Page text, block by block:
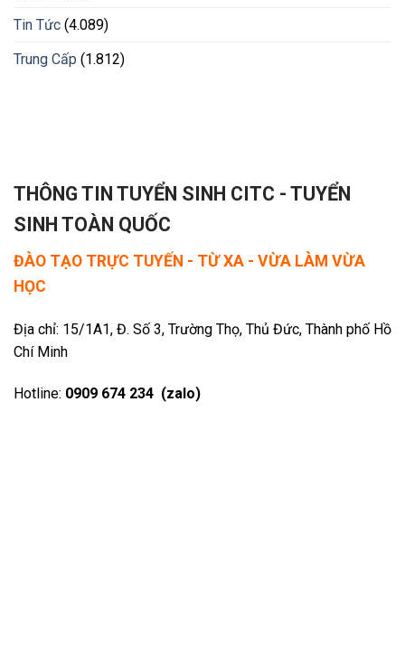
Tin Tức (4.089)
Trung Cấp (1.812)
THÔNG TIN TUYỂN SINH CITC - TUYỂN
SINH TOÀN QUỐC
ĐÀO TẠO TRỰC TUYẾN - TỪ XA - VỪA LÀM VỪA
HỌC
Địa chỉ: 15/1A1, Đ. Số 3, Trường Thọ, Thủ Đức, Thành phố Hồ
Chí Minh
Hotline: 0909 674 234 (zalo)